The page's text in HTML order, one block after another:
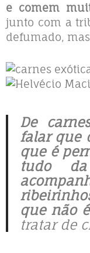
e comem
junto com a
defumado,
De
falar que
que é
tudo
que não
tratar de